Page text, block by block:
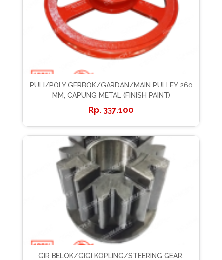
PULI/POLY GERBOK/GARDAN/MAIN PULLEY 260
MM, CAPUNG METAL (FINISH PAINT)
337.100
GIR BELOK/GIGI KOPLING/STEERING GEAR,